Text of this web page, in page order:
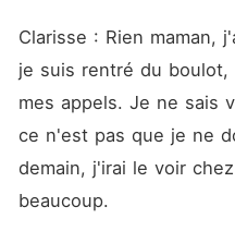
Clarisse : Rien maman,
je suis rentré du boulot,
mes appels. Je ne sais
ce n'est pas que je ne
demain, j'irai le voir
beaucoup.